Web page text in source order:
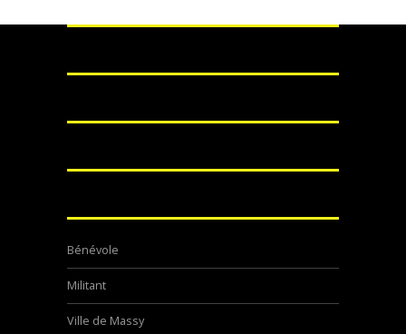
Bénévole
Militant
Ville de Massy